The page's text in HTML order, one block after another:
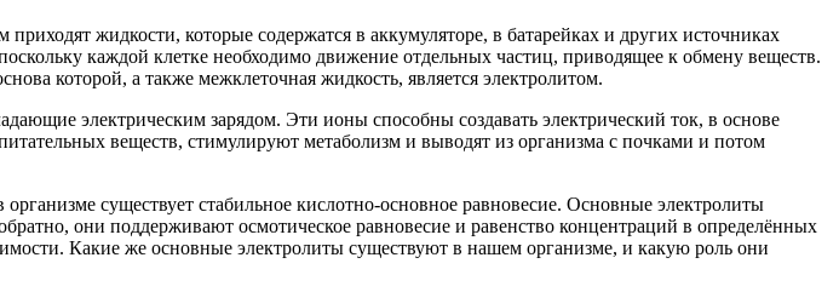
жидкости, которые содержатся в аккумуляторе, в батарейках и других источниках
каждой клетке необходимо движение отдельных частиц, приводящее к обмену веществ.
которой, а также межклеточная жидкость, является электролитом.
электрическим зарядом. Эти ионы способны создавать электрический ток, в основе
веществ, стимулируют метаболизм и выводят из организма с почками и потом
существует стабильное кислотно-основное равновесие. Основные электролиты
они поддерживают осмотическое равновесие и равенство концентраций в определённых
Какие же основные электролиты существуют в нашем организме, и какую роль они